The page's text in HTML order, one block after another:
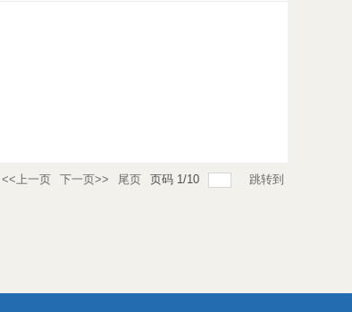
<<上一页 下一页>> 尾页 页码 1/10 跳转到